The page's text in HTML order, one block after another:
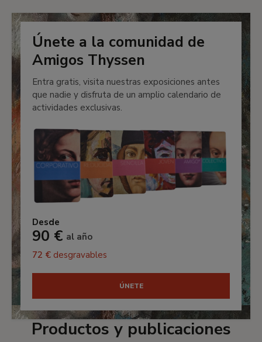
Únete a la comunidad de
Amigos Thyssen
Entra gratis, visita nuestras exposiciones antes
que nadie y disfruta de un amplio calendario de
actividades exclusivas.
Desde
90 € al año
72 € desgravables
ÚNETE
Productos y publicaciones